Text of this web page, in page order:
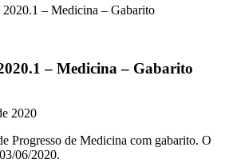
2020.1 – Medicina – Gabarito
– Medicina – Gabarito
2020
Progresso de Medicina com gabarito. O
06/2020.